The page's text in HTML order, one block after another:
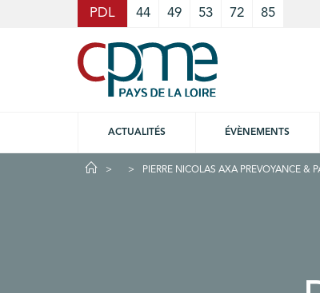
PDL 44 49 53 72 85
ACTUALITÉS ÉVÈNEMENTS
PIERRE NICOLAS AXA PREVOYANCE &
Cookies management panel